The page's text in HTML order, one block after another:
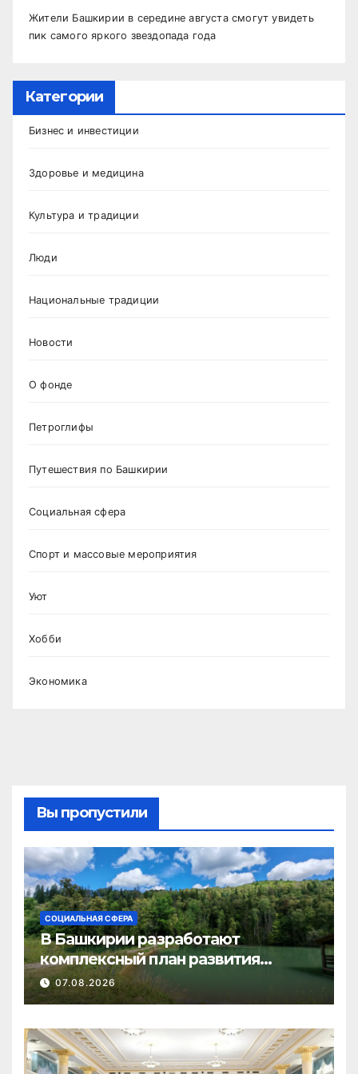
Жители Башкирии в середине августа смогут увидеть
пик самого яркого звездопада года
Категории
Бизнес и инвестиции
Здоровье и медицина
Культура и традиции
Люди
Национальные традиции
Новости
О фонде
Петроглифы
Путешествия по Башкирии
Социальная сфера
Спорт и массовые мероприятия
Уют
Хобби
Экономика
Вы пропустили
СОЦИАЛЬНАЯ СФЕРА
В Башкирии разработают
комплексный план развития
туризма в Нуримановском районе
07.08.2026